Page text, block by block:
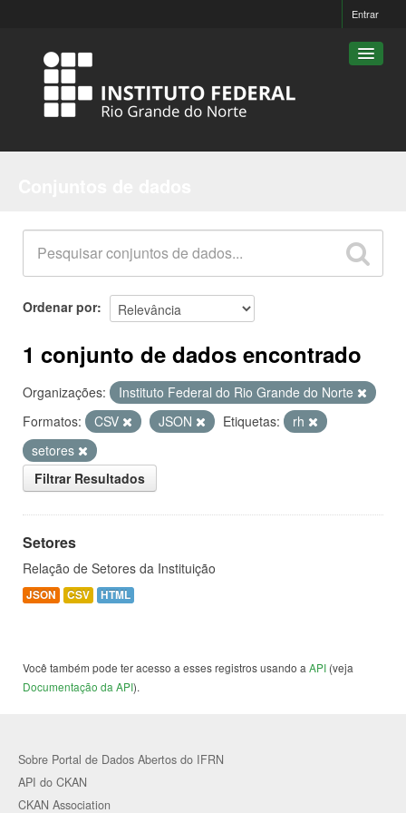
Entrar
Grupos
Sobre
Ordenar por
1 conjunto de dados encontrado
Organizações:
Instituto Federal do Rio Grande do Norte
Formatos:
CSV JSON Etiquetas:
rh
setores
Filtrar Resultados
Setores
Relação de Setores da Instituição
JSON CSV HTML
Você também pode ter acesso a esses registros usando a API (veja
Documentação da API).
Sobre Portal de Dados Abertos do IFRN
API do CKAN
CKAN Association